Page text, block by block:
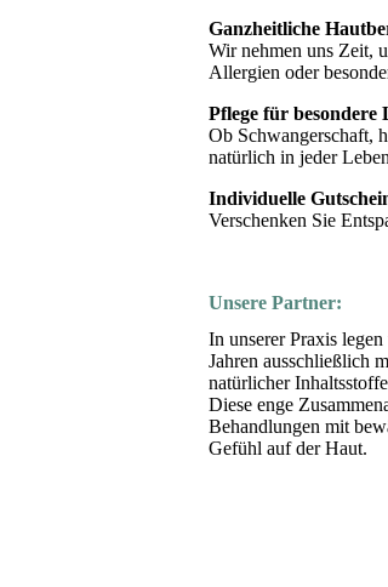
Ganzheitliche
Wir nehmen uns Zeit,
Allergien oder
Pflege für besondere
Ob Schwangerschaft,
natürlich in jeder
Individuelle
Verschenken Sie
Unsere Partner:
In unserer Praxis
Jahren ausschließlich
natürlicher
Diese enge
Behandlungen mit
Gefühl auf der Haut.